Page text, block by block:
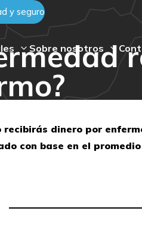
Sobre nosotros
y seguro
dinero por
con base en el